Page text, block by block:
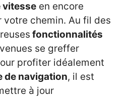
vitesse en encore
votre chemin. Au fil des
fonctionnalités
se greffer
profiter idéalement
de navigation, il est
à jour